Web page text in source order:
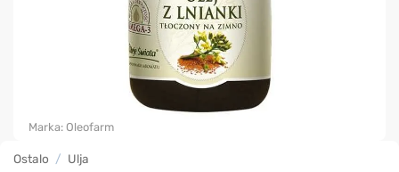
Ostalo / Ulja
Marka: Oleofarm